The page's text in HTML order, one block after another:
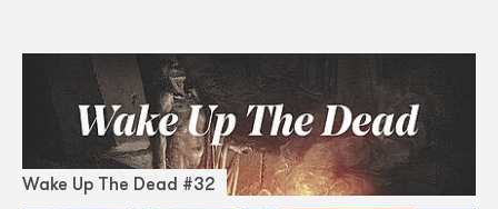
Wake Up The Dead #32